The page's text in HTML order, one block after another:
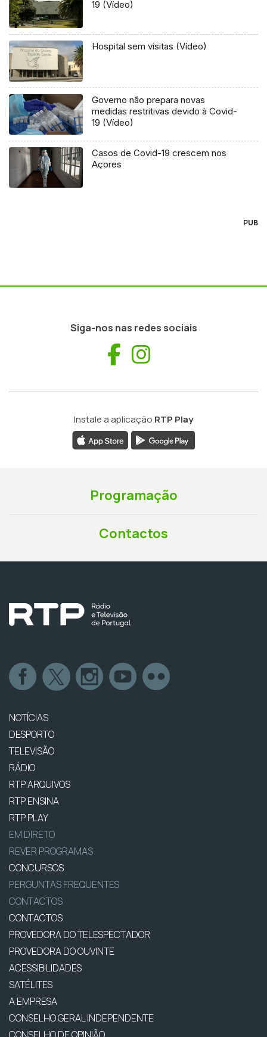
19 (Vídeo)
Hospital sem visitas (Vídeo)
Governo não prepara novas
medidas restritivas devido à Covid-
19 (Vídeo)
Casos de Covid-19 crescem nos
Açores
PUB
Siga-nos nas redes sociais
Facebook
Instale a aplicação RTP Play
Programação
Contactos
NOTÍCIAS
DESPORTO
TELEVISÃO
RÁDIO
RTP ARQUIVOS
RTP ENSINA
RTP PLAY
EM DIRETO
REVER PROGRAMAS
CONCURSOS
PERGUNTAS FREQUENTES
CONTACTOS
CONTACTOS
PROVEDORA DO TELESPECTADOR
PROVEDORA DO OUVINTE
ACESSIBILIDADES
SATÉLITES
A EMPRESA
CONSELHO GERAL INDEPENDENTE